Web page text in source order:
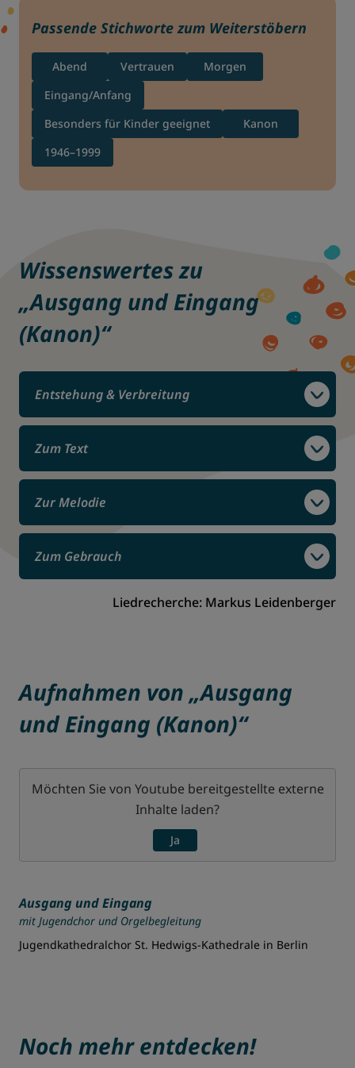
Passende Stichworte zum Weiterstöbern
Abend Vertrauen
Morgen
Eingang/Anfang
Besonders für Kinder geeignet
Kanon
1946–1999
Wissenswertes zu
„Ausgang und Eingang
(Kanon)“
Entstehung & Verbreitung
Zum Text
Zur Melodie
Zum Gebrauch
Liedrecherche: Markus Leidenberger
Aufnahmen von „Ausgang
und Eingang (Kanon)“
Möchten Sie von Youtube bereitgestellte externe
Inhalte laden?
Ja
Ausgang und Eingang
mit Jugendchor und Orgelbegleitung
Jugendkathedralchor St. Hedwigs-Kathedrale in Berlin
Noch mehr entdecken!